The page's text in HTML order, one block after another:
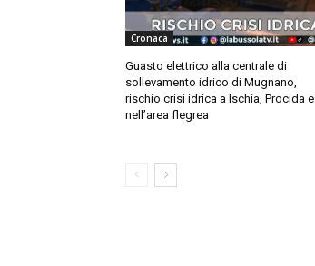
Cronaca
Guasto elettrico alla centrale di
sollevamento idrico di Mugnano,
rischio crisi idrica a Ischia, Procida e
nell’area flegrea